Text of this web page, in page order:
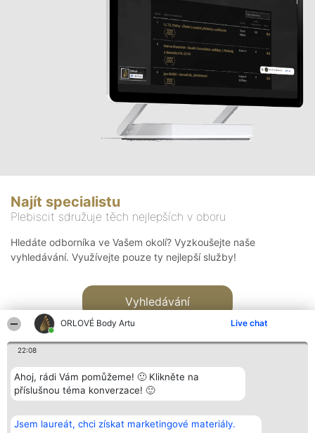
ORLOVÉ Body Artu Live chat
22:08
Ahoj, rádi Vám pomůžeme! 🙂 Klikněte na
příslušnou téma konverzace! 🙂
Jsem laureát, chci získat marketingové materiály.
Najít specialistu
Plebiscit sdružuje těch nejlepších v oboru
Hledáte odborníka ve Vašem okolí? Vyzkoušejte naše
vyhledávání. Využívejte pouze ty nejlepší služby!
Vyhledávání
Bright Side Solutions sp. z o.
o. sp. k.
Vítězové
Seznam všech
Kontakt